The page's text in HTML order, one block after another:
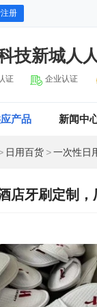
册
技新城人
证 企业认证
产品 新闻中
日用百货 >一次性日
店牙刷定制